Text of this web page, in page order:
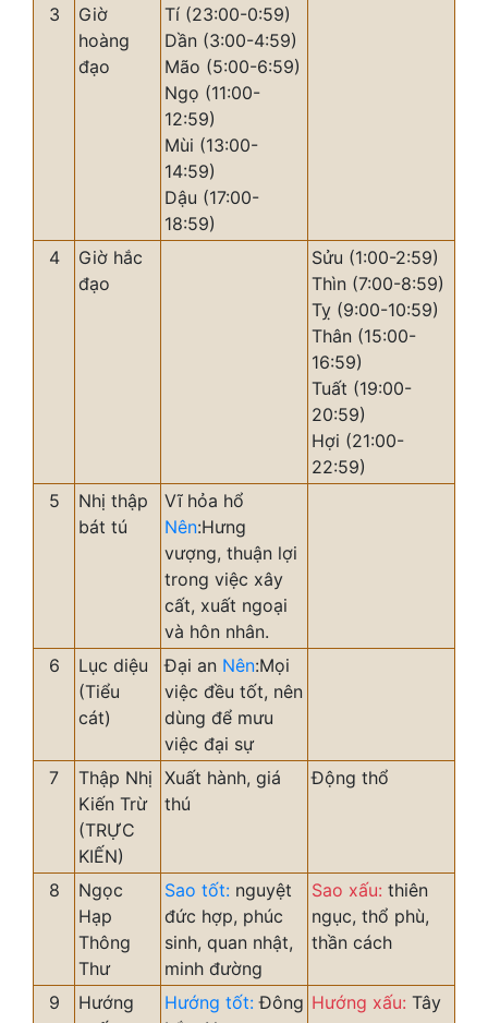
3
Giờ
hoàng
đạo
Tí (23:00-0:59)
Dần (3:00-4:59)
Mão (5:00-6:59)
Ngọ (11:00-
12:59)
Mùi (13:00-
14:59)
Dậu (17:00-
18:59)
4
Giờ hắc
đạo
Sửu (1:00-2:59)
Thìn (7:00-8:59)
Tỵ (9:00-10:59)
Thân (15:00-
16:59)
Tuất (19:00-
20:59)
Hợi (21:00-
22:59)
5
Nhị thập
bát tú
Vĩ hỏa hổ
Nên:Hưng
vượng, thuận lợi
trong việc xây
cất, xuất ngoại
và hôn nhân.
6
Lục diệu
(Tiểu
cát)
Đại an Nên:Mọi
việc đều tốt, nên
dùng để mưu
việc đại sự
7
Thập Nhị
Kiến Trừ
(TRỰC
KIẾN)
Xuất hành, giá
thú
Động thổ
8
Ngọc
Hạp
Thông
Thư
Sao tốt: nguyệt
đức hợp, phúc
sinh, quan nhật,
minh đường
Sao xấu: thiên
ngục, thổ phù,
thần cách
9
Hướng
Hướng tốt: Đông Hướng xấu: Tây